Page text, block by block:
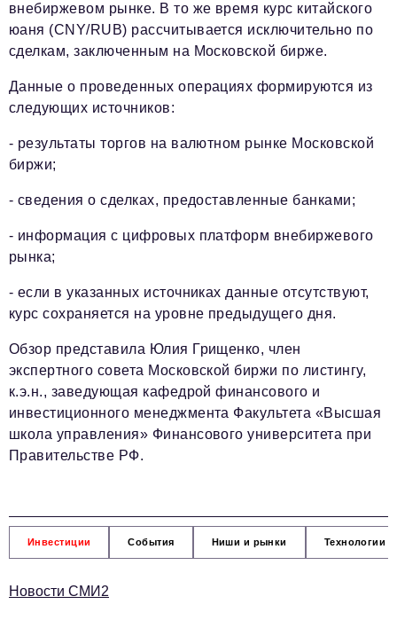
внебиржевом рынке. В то же время курс китайского
юаня (CNY/RUB) рассчитывается исключительно по
сделкам, заключенным на Московской бирже.
Данные о проведенных операциях формируются из
следующих источников:
- результаты торгов на валютном рынке Московской
биржи;
- сведения о сделках, предоставленные банками;
- информация с цифровых платформ внебиржевого
рынка;
- если в указанных источниках данные отсутствуют,
курс сохраняется на уровне предыдущего дня.
Обзор представила Юлия Грищенко, член
экспертного совета Московской биржи по листингу,
к.э.н., заведующая кафедрой финансового и
инвестиционного менеджмента Факультета «Высшая
школа управления» Финансового университета при
Правительстве РФ.
Инвестиции События Ниши и рынки Технологии
Новости СМИ2